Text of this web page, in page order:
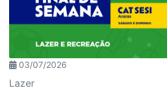
03/07/2026
Lazer